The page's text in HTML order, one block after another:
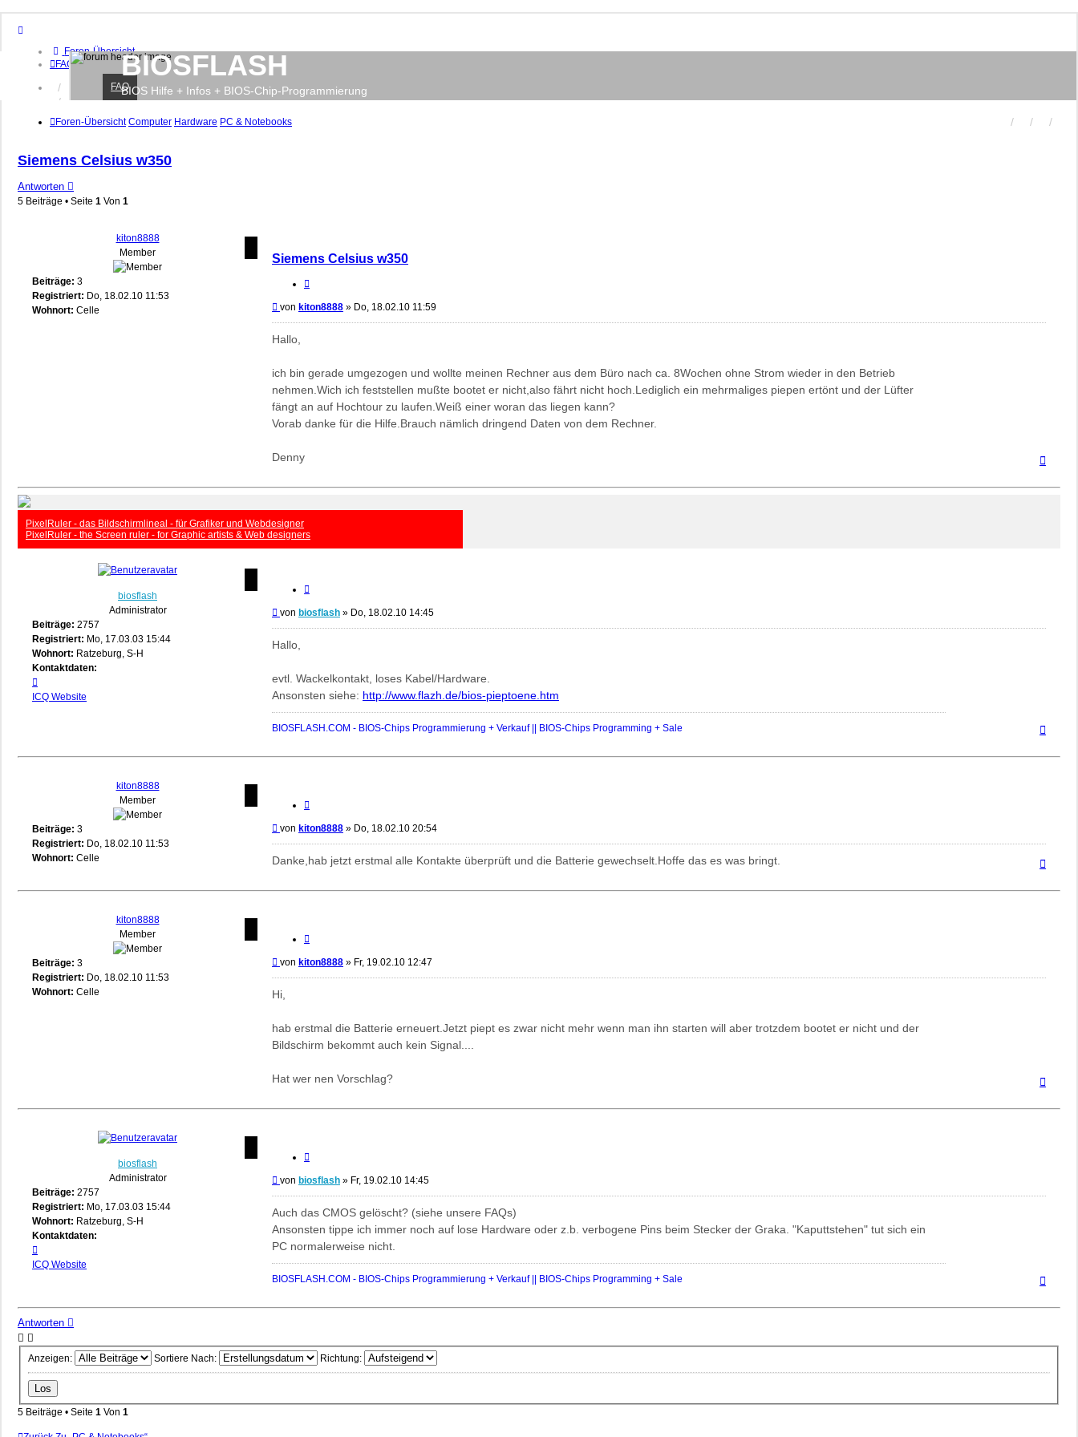
Foren-Übersicht
FAQ
Anmelden
Registrieren
BIOSFLASH
BIOS Hilfe + Infos + BIOS-Chip-Programmierung
FAQ
Foren-Übersicht Computer Hardware PC & Notebooks
Siemens Celsius w350
Antworten
5 Beiträge • Seite 1 Von 1
kiton8888
Member
Beiträge: 3
Registriert: Do, 18.02.10 11:53
Wohnort: Celle
Siemens Celsius w350
Beitrag
von kiton8888 » Do, 18.02.10 11:59
Hallo,
ich bin gerade umgezogen und wollte meinen Rechner aus dem Büro nach ca. 8Wochen ohne Strom wieder in den Betrieb
nehmen.Wich ich feststellen mußte bootet er nicht,also fährt nicht hoch.Lediglich ein mehrmaliges piepen ertönt und der Lüfter
fängt an auf Hochtour zu laufen.Weiß einer woran das liegen kann?
Vorab danke für die Hilfe.Brauch nämlich dringend Daten von dem Rechner.
Denny
PixelRuler - das Bildschirmlineal - für Grafiker und Webdesigner
PixelRuler - the Screen ruler - for Graphic artists & Web designers
biosflash
Administrator
Beiträge: 2757
Registriert: Mo, 17.03.03 15:44
Wohnort: Ratzeburg, S-H
Kontaktdaten:
von
ICQ Website
Beitrag
von biosflash » Do, 18.02.10 14:45
Hallo,
evtl. Wackelkontakt, loses Kabel/Hardware.
Ansonsten siehe: http://www.flazh.de/bios-pieptoene.htm
BIOSFLASH.COM - BIOS-Chips Programmierung + Verkauf || BIOS-Chips Programming + Sale
kiton8888
Member
Beiträge: 3
Registriert: Do, 18.02.10 11:53
Wohnort: Celle
Beitrag
von kiton8888 » Do, 18.02.10 20:54
Danke,hab jetzt erstmal alle Kontakte überprüft und die Batterie gewechselt.Hoffe das es was bringt.
kiton8888
Member
Beiträge: 3
Registriert: Do, 18.02.10 11:53
Wohnort: Celle
Beitrag
von kiton8888 » Fr, 19.02.10 12:47
Hi,
hab erstmal die Batterie erneuert.Jetzt piept es zwar nicht mehr wenn man ihn starten will aber trotzdem bootet er nicht und der
Bildschirm bekommt auch kein Signal....
Hat wer nen Vorschlag?
biosflash
Administrator
Beiträge: 2757
Registriert: Mo, 17.03.03 15:44
Wohnort: Ratzeburg, S-H
Kontaktdaten:
von
ICQ Website
Beitrag
von biosflash » Fr, 19.02.10 14:45
Auch das CMOS gelöscht? (siehe unsere FAQs)
Ansonsten tippe ich immer noch auf lose Hardware oder z.b. verbogene Pins beim Stecker der Graka. "Kaputtstehen" tut sich ein
PC normalerweise nicht.
BIOSFLASH.COM - BIOS-Chips Programmierung + Verkauf || BIOS-Chips Programming + Sale
Antworten
Anzeigen: Sortiere Nach: Richtung:
5 Beiträge • Seite 1 Von 1